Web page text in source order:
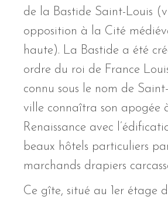
de la Bastide Saint-Louis
opposition à la Cité
haute). La Bastide a été
ordre du roi de France
connu sous le nom de
ville connaîtra son apogée
Renaissance avec
beaux hôtels particuliers
marchands drapiers
Ce gîte, situé au 1er étage